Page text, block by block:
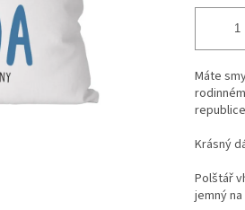
Máte
Krásný
Polštář
jemný